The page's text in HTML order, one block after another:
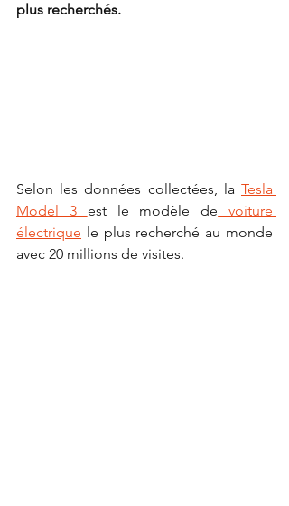
plus recherchés.
Selon les données collectées, la Tesla
Model 3 est le modèle de voiture
électrique le plus recherché au monde
avec 20 millions de visites.